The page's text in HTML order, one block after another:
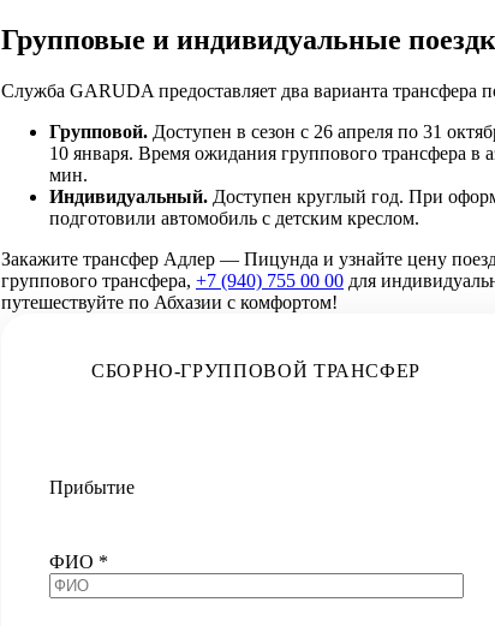
Групповые и индивидуальные
Служба GARUDA предоставляет два варианта
Групповой. Доступен в сезон с 26 апреля по 31
10 января. Время ожидания группового трансфера
мин.
Индивидуальный. Доступен круглый год. При
подготовили автомобиль с детским креслом.
Закажите трансфер Адлер — Пицунда и узнайте цену
группового трансфера, +7 (940) 755 00 00 для
путешествуйте по Абхазии с комфортом!
СБОРНО-ГРУППОВОЙ ТРАНСФЕР
Прибытие
ФИО *